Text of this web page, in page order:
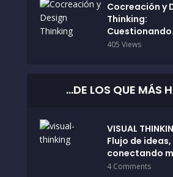
Cocreación y
Thinking:
405 Views
…DE LOS QUE MÁS
VISUAL
Flujo de ideas,
conectando
4 Comments